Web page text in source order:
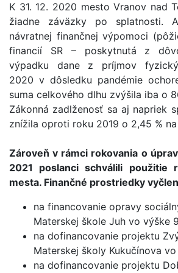
K 31. 12. 2020 mesto Vranov nad
žiadne záväzky po splatnosti.
návratnej finančnej výpomoci
financií SR – poskytnutá z
výpadku dane z príjmov
2020 v dôsledku pandémie
suma celkového dlhu zvýšila iba o
Zákonná zadlženosť sa aj napriek
znížila oproti roku 2019 o 2,45 % na
Zároveň v rámci rokovania o
2021 poslanci schválili použitie
mesta. Finančné prostriedky
na financovanie opravy
Materskej škole Juh vo výške
na dofinancovanie projektu
Materskej školy Kukučínova
na dofinancovanie projektu